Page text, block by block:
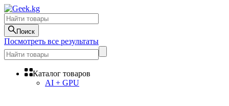
Поиск
Посмотреть все результаты
Каталог товаров
AI + GPU